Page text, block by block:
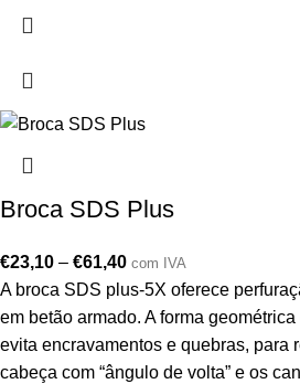
Broca SDS Plus
€23,10 – €61,40 com IVA
A broca SDS plus-5X oferece
em betão armado. A forma
evita encravamentos e quebras, para
cabeça com “ângulo de volta” e os